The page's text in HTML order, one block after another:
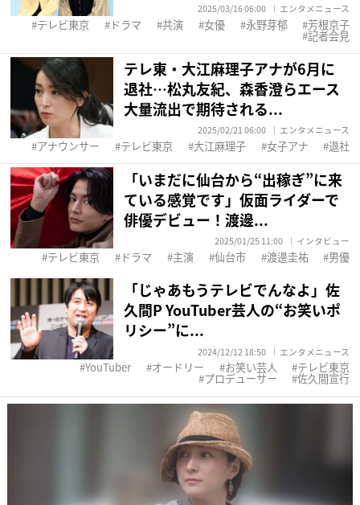
2025/03/16 06:00 エンタメニュース
テレビ東京 ドラマ 共演 女優 永野芽郁 芳根京子
記者会見
テレ東・大江麻理子アナが6月に
退社…松丸友紀、森香澄らエース
大量流出で期待される...
2025/02/21 06:00 エンタメニュース
アナウンサー テレビ東京 大江麻理子 女子アナ 退社
「いまだに仙台から“出稼ぎ”に来
ている感覚です」仮面ライダーで
俳優デビュー！渡邊...
2025/01/25 11:00 インタビュー
テレビ東京 ドラマ 主演 仙台市 渡邊圭祐 男優
「じゃあもうテレビでんなよ」佐
久間P YouTuber芸人の“お笑いポ
リシー”に...
2024/12/12 18:50 エンタメニュース
YouTuber オードリー お笑い芸人 テレビ東京
プロデューサー 佐久間宣行